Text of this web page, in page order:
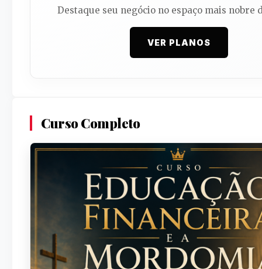
Destaque seu negócio no espaço mais nobre
VER PLANOS
Curso Completo